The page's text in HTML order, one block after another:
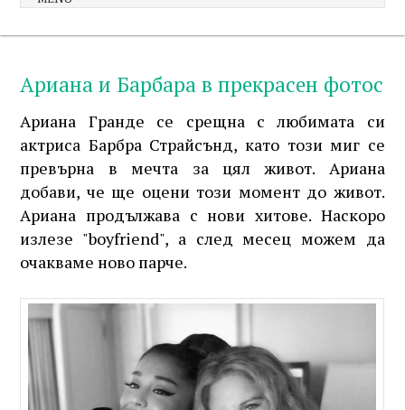
Ариана и Барбара в прекрасен фотос
Ариана Гранде се срещна с любимата си
актриса Барбра Страйсънд, като този миг се
превърна в мечта за цял живот. Ариана
добави, че ще оцени този момент до живот.
Ариана продължава с нови хитове. Наскоро
излезе "boyfriend", а след месец можем да
очакваме ново парче.